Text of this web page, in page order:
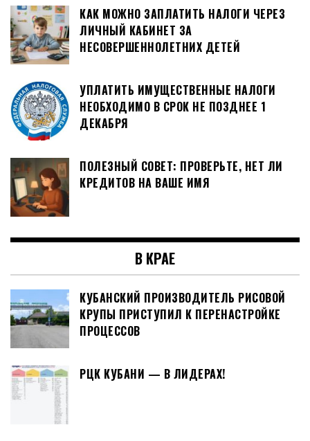
КАК МОЖНО ЗАПЛАТИТЬ НАЛОГИ ЧЕРЕЗ
ЛИЧНЫЙ КАБИНЕТ ЗА
НЕСОВЕРШЕННОЛЕТНИХ ДЕТЕЙ
УПЛАТИТЬ ИМУЩЕСТВЕННЫЕ НАЛОГИ
НЕОБХОДИМО В СРОК НЕ ПОЗДНЕЕ 1
ДЕКАБРЯ
ПОЛЕЗНЫЙ СОВЕТ: ПРОВЕРЬТЕ, НЕТ ЛИ
КРЕДИТОВ НА ВАШЕ ИМЯ
В КРАЕ
КУБАНСКИЙ ПРОИЗВОДИТЕЛЬ РИСОВОЙ
КРУПЫ ПРИСТУПИЛ К ПЕРЕНАСТРОЙКЕ
ПРОЦЕССОВ
РЦК КУБАНИ — В ЛИДЕРАХ!